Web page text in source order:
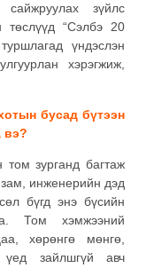
зүйлс
төслүүд “Сэлбэ 20
үндэслэн
хэрэгжиж,
бусад бүтээн
вэ?
зурганд багтаж
инженерийн дэд
бүгд энэ бүсийн
Том хэмжээний
хөрөнгө мөнгө,
зайлшгүй авч